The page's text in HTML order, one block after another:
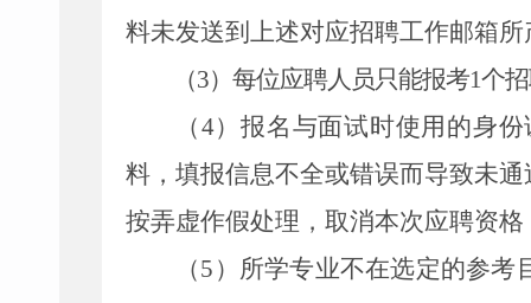
料未发送到上述对应招聘工作邮箱
（3）每位应聘人员只能报考1个
（4）报名与面试时使用的身
料，填报信息不全或错误而导致未
按弄虚作假处理，取消本次应聘资格
（5 ）所学专业不在选定的参考